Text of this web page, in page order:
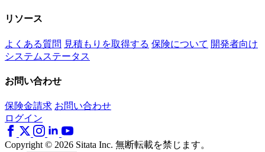
リソース
よくある質問 見積もりを取得する 保険について 開発者向け
システムステータス
お問い合わせ
保険金請求 お問い合わせ
ログイン
Copyright © 2026 Sitata Inc. 無断転載を禁じます。